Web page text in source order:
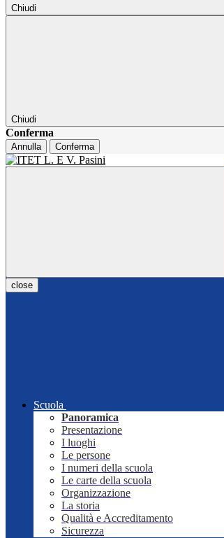
Chiudi
Chiudi
Conferma
Annulla Conferma
close
Scuola
Panoramica
Presentazione
I luoghi
Le persone
I numeri della scuola
Le carte della scuola
Organizzazione
La storia
Qualità e Accreditamento
Sicurezza